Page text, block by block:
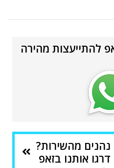
להתייעצות מהירה
נהנים מהשירות?
דרגו אותנו בזאפ